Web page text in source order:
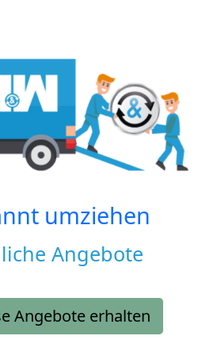
umziehen
Angebote
Angebote erhalten